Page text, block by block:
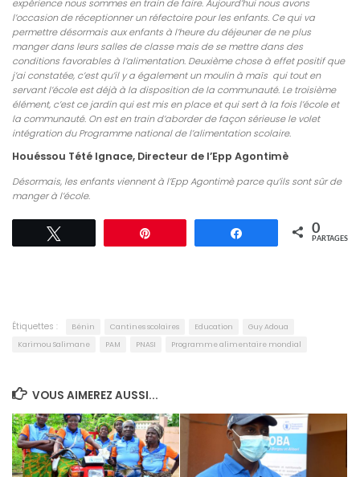
expérience nous sommes en train de faire. Aujourd’hui nous avons
l’occasion de réceptionner un réfectoire pour les enfants. Ce qui va
permettre désormais aux enfants à l’heure du déjeuner de ne plus
manger dans leurs salles de classe mais de se mettre dans des
conditions favorables à l’alimentation. Deuxième chose à effet positif que
j’ai constatée, c’est qu’il y a également un moulin à maïs qui tout en
servant l’école est déjà à la disposition de la communauté. Le troisième
élément, c’est ce jardin qui est mis en place et qui sert à la fois l’école et
la communauté. On est en train d’aborder de façon sérieuse le volet
intégration du Programme national de l’alimentation scolaire.
Houéssou Tété Ignace, Directeur de l’Epp Agontimè
Désormais, les enfants viennent à l’Epp Agontimè parce qu’ils sont sûr de
manger à l’école.
Partagez 0
PARTAGES
Étiquettes : Bénin Cantines scolaires Education
Guy Adoua
Karimou Salimane
PAM PNASI Programme alimentaire mondial
VOUS AIMEREZ AUSSI...